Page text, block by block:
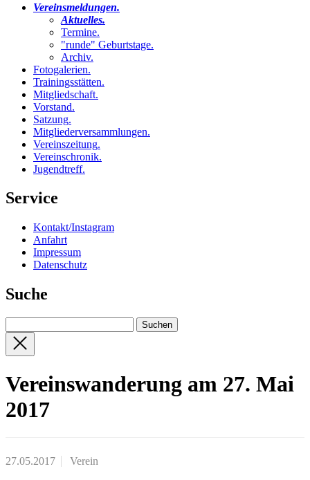
Vereinsmeldungen.
Aktuelles.
Termine.
"runde" Geburtstage.
Archiv.
Fotogalerien.
Trainingsstätten.
Mitgliedschaft.
Vorstand.
Satzung.
Mitgliederversammlungen.
Vereinszeitung.
Vereinschronik.
Jugendtreff.
Service
Kontakt/Instagram
Anfahrt
Impressum
Datenschutz
Suche
Vereinswanderung am 27. Mai
2017
27.05.2017 Verein